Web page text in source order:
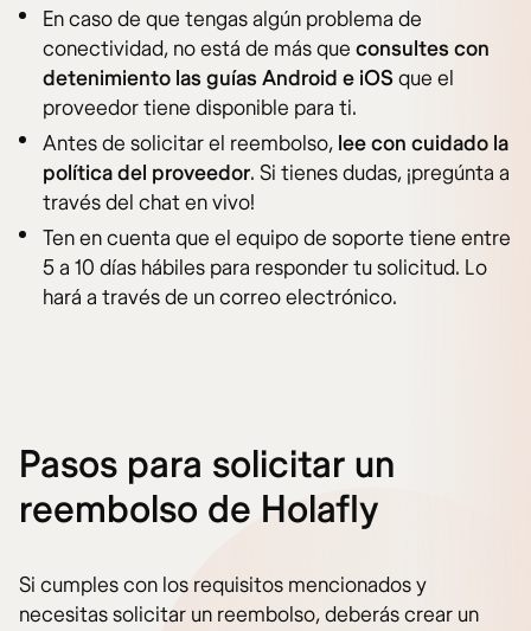
En caso de que tengas algún problema de
conectividad, no está de más que consultes con
detenimiento las guías Android e iOSque el
proveedor tiene disponible para ti.
Antes de solicitar el reembolso, lee con cuidado la
política del proveedor. Si tienes dudas, ¡pregúnta a
través del chat en vivo!
Ten en cuenta que el equipo de soporte tiene entre
5 a 10 días hábiles para responder tu solicitud. Lo
hará a través de un correo electrónico.
Pasos para solicitar un
reembolso de Holafly
Si cumples con los requisitos mencionados y
necesitas solicitar un reembolso, deberás crear un